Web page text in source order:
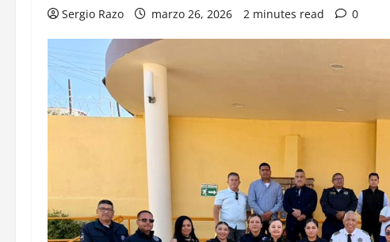
Sergio Razo marzo 26, 2026 2 minutes read 0